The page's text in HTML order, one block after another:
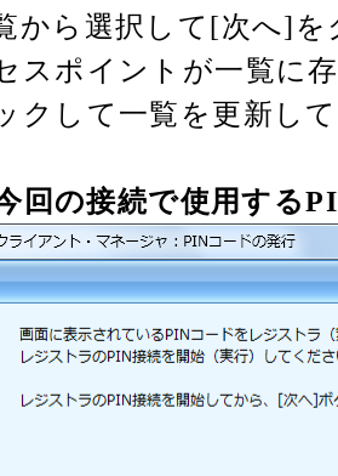
から選択して[次へ]
スポイントが一覧に
クして一覧を更新し
回の接続で使用する